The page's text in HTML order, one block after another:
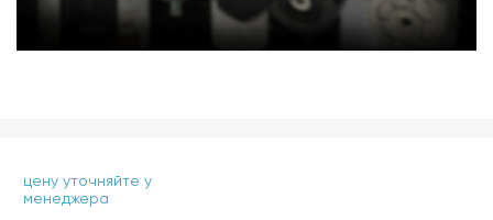
цену уточняйте у
менеджера